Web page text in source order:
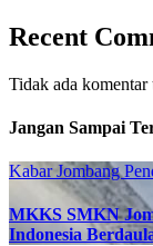
Recent
Tidak ada
Jangan Sampai
Kabar Jombang
MKKS SMKN
Indonesia